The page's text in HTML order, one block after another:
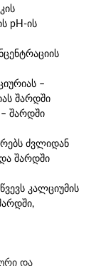
pH-ის
–
შარდში
შარდში
ძვლიდან
შარდში
კალციუმის
და